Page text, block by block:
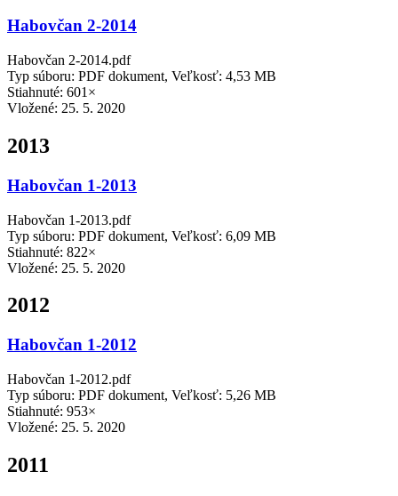
Habovčan 2-2014
Habovčan 2-2014.pdf
Typ súboru: PDF dokument, Veľkosť: 4,53 MB
Stiahnuté: 601×
Vložené: 25. 5. 2020
2013
Habovčan 1-2013
Habovčan 1-2013.pdf
Typ súboru: PDF dokument, Veľkosť: 6,09 MB
Stiahnuté: 822×
Vložené: 25. 5. 2020
2012
Habovčan 1-2012
Habovčan 1-2012.pdf
Typ súboru: PDF dokument, Veľkosť: 5,26 MB
Stiahnuté: 953×
Vložené: 25. 5. 2020
2011